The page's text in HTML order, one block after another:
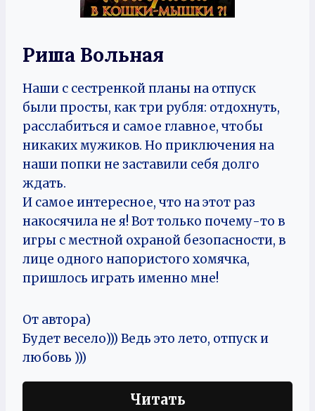
Риша Вольная
Наши с сестренкой планы на отпуск
были просты, как три рубля: отдохнуть,
расслабиться и самое главное, чтобы
никаких мужиков. Но приключения на
наши попки не заставили себя долго
ждать.
И самое интересное, что на этот раз
накосячила не я! Вот только почему-то в
игры с местной охраной безопасности, в
лице одного напористого хомячка,
пришлось играть именно мне!
От автора)
Будет весело))) Ведь это лето, отпуск и
любовь )))
Читать